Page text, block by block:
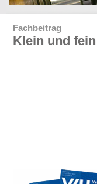
Fachbeitrag
Klein und fein